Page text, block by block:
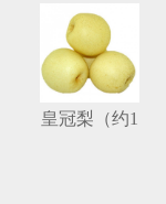
皇冠梨（约1